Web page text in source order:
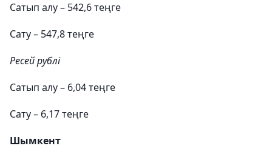
Сатып алу – 542,6 теңге
Сату – 547,8 теңге
Ресей рублі
Сатып алу – 6,04 теңге
Сату – 6,17 теңге
Шымкент